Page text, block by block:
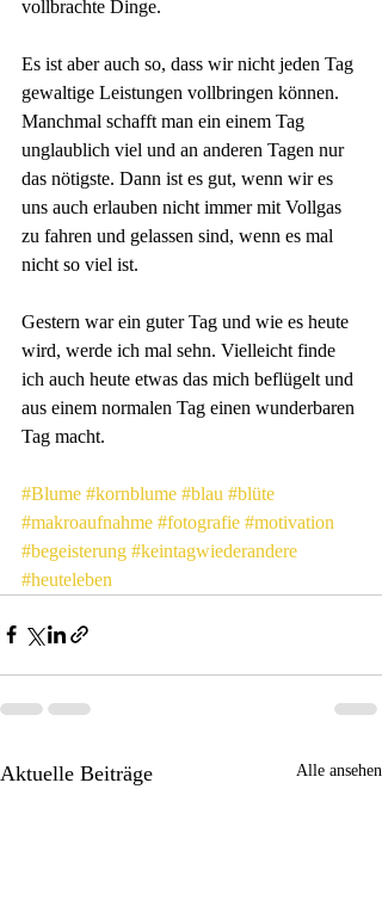
vollbrachte Dinge.
Es ist aber auch so, dass wir nicht jeden Tag
gewaltige Leistungen vollbringen können.
Manchmal schafft man ein einem Tag
unglaublich viel und an anderen Tagen nur
das nötigste. Dann ist es gut, wenn wir es
uns auch erlauben nicht immer mit Vollgas
zu fahren und gelassen sind, wenn es mal
nicht so viel ist.
Gestern war ein guter Tag und wie es heute
wird, werde ich mal sehn. Vielleicht finde
ich auch heute etwas das mich beflügelt und
aus einem normalen Tag einen wunderbaren
Tag macht.
#Blume #kornblume #blau #blüte
#makroaufnahme #fotografie #motivation
#begeisterung #keintagwiederandere
#heuteleben
Aktuelle Beiträge Alle ansehen